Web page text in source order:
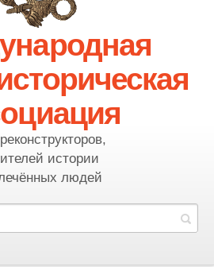
истории
людей